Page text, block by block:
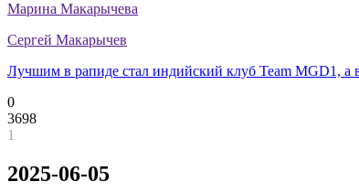
Марина Макарычева
Сергей Макарычев
Лучшим в рапиде стал индийский клуб Team MGD1, а
0
3698
1
2025-06-05